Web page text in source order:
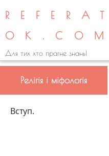
Для тих хто прагне знань!
Релігія і міфологія
Вступ.